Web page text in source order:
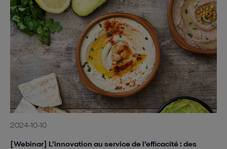
2024-10-10
[Webinar] L’innovation au service de l’efficacité : des